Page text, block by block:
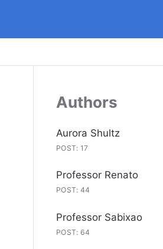
Authors
Aurora Shultz
POST: 17
Professor Renato
POST: 44
Professor Sabixao
POST: 64